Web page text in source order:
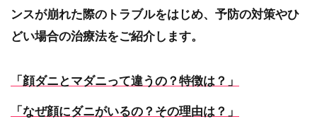
ンスが崩れた際のトラブルをはじめ、予防の対策やひ
どい場合の治療法をご紹介します。
「顔ダニとマダニって違うの？特徴は？」
「なぜ顔にダニがいるの？その理由は？」